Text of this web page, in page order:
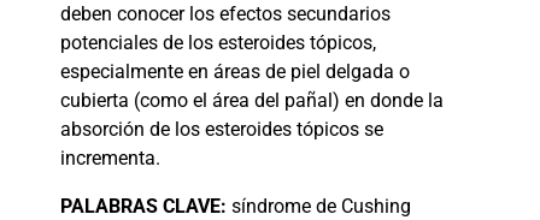
deben conocer los efectos secundarios
potenciales de los esteroides tópicos,
especialmente en áreas de piel delgada o
cubierta (como el área del pañal) en donde la
absorción de los esteroides tópicos se
incrementa.
PALABRAS CLAVE: síndrome de Cushing